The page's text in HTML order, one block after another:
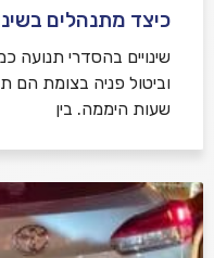
כיצד מתנהלים
שינויים בהסדרי תנועה
וביטול פניה בצומת הם
שעות היממה. בין